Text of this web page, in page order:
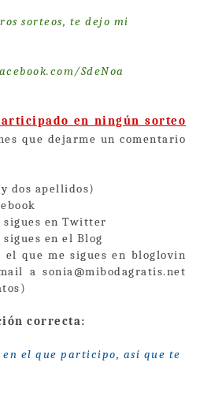
sorteos, te dejo mi
SdeNoa
en ningún sorteo
que dejarme un comentario
dos apellidos)
sigues en Twitter
en el Blog
el que me sigues en bloglovin
a sonia@mibodagratis.net
correcta:
en el que participo, así que te